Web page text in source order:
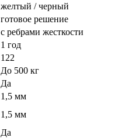
желтый / черный
готовое решение
с ребрами жесткости
1 год
122
До 500 кг
Да
1,5 мм
1,5 мм
Да